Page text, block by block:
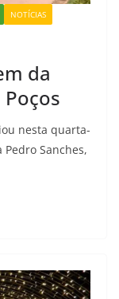
NOTÍCIAS
da
nesta quarta-
Sanches,